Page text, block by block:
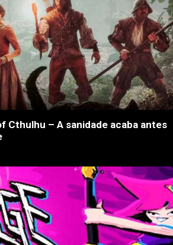
Cthulhu – A sanidade acaba antes